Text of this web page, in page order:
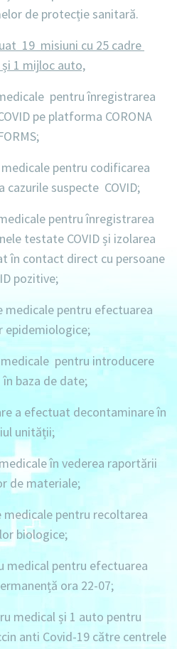
de protecție sanitară.
19 misiuni cu 25 cadre
1 mijloc auto,
pentru înregistrarea
pe platforma CORONA
pentru codificarea
suspecte COVID;
pentru înregistrarea
testate COVID și izolarea
în contact direct cu persoane
pozitive;
medicalepentru efectuarea
epidemiologice;
pentru introducere
baza de date;
a efectuat decontaminare în
unității;
în vederea raportării
de materiale;
medicalepentru recoltarea
biologice;
medical pentru efectuarea
ora 22-07;
medical și 1 auto pentru
anti Covid-19 către centrele